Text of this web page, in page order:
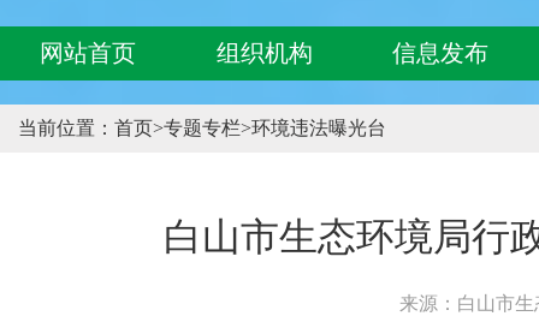
网站首页 组织机构 信息发布
当前位置： 首页>专题专栏>环境违法曝光台
白山市生态环境局行
来源：白山市